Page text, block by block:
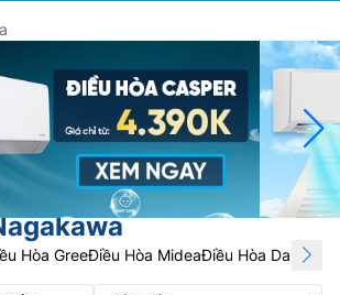
Hòa GreeĐiều Hòa MideaĐiều Hòa Daikin